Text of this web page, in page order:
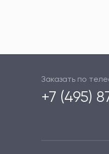
Заказать по
+7 (495)